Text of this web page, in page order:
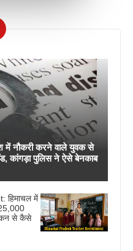
नौकरी करने वाले युवक से
कांगड़ा पुलिस ने ऐसे बेनकाब
हिमाचल में
से कैसे